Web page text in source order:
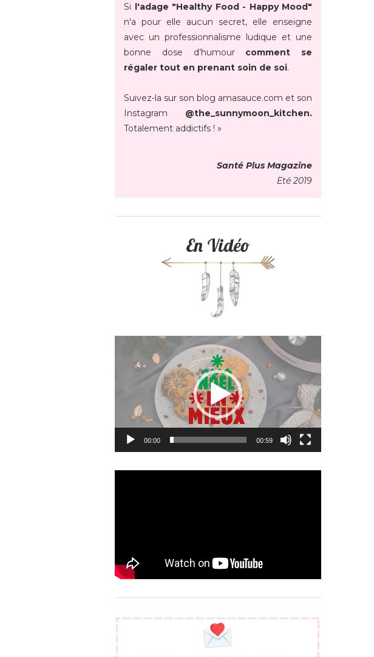
Si l'adage "Healthy Food - Happy Mood"
n'a pour elle aucun secret, elle enseigne
avec un professionnalisme ludique et une
bonne dose d’humour comment se
régaler tout en prenant soin de soi.
Suivez-la sur son blog amasauce.com et son
Instagram @the_sunnymoon_kitchen.
Totalement addictifs ! »
Santé Plus Magazine
Eté 2019
En Vidéo
00:00 00:59